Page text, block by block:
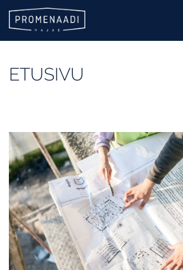
RAKENNUKSISTA
Liiketilat
YHTEYSTIEDOT
ETUSIVU